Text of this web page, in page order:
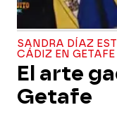
SANDRA DÍAZ
CÁDIZ EN GETAFE
El arte
Getafe